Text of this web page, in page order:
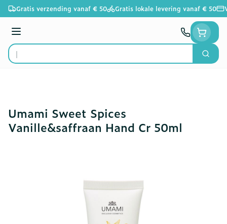
Ga naar de inhoud
Gratis verzending vanaf € 50 Gratis lokale levering vanaf € 50
Menu
Product, merk, categorie...
Zoek
Umami Sweet Spices
Vanille&saffraan Hand Cr 50ml